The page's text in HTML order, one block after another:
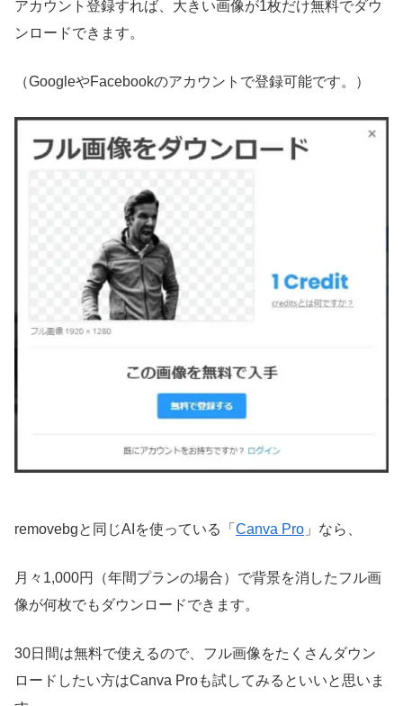
アカウント登録すれば、大きい画像が1枚だけ無料でダウ
ンロードできます。
（GoogleやFacebookのアカウントで登録可能です。）
removebgと同じAIを使っている「 Canva Pro 」なら、
月々1,000円（年間プランの場合）で背景を消したフル画
像が何枚でもダウンロードできます。
30日間は無料で使えるので、フル画像をたくさんダウン
ロードしたい方はCanva Proも試してみるといいと思いま